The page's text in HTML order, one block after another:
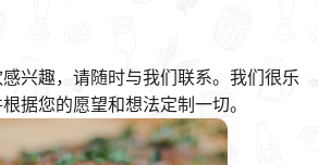
兴趣，请随时与我们联系。我们很乐
据您的愿望和想法定制一切。